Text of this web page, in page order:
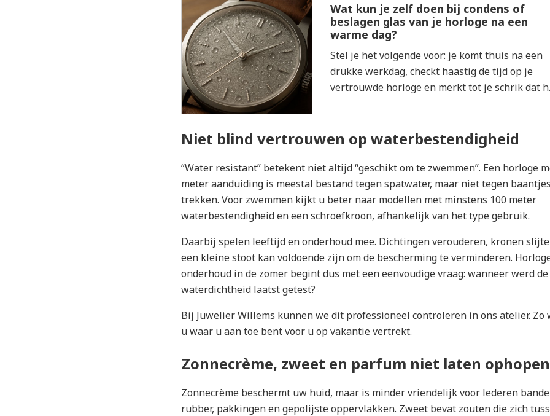
Wat kun je zelf doen bij condens of
beslagen glas van je horloge na een
warme dag?
Stel je het volgende voor: je komt thuis na een
drukke werkdag, checkt haastig de tijd op je
vertrouwde horloge en merkt tot je schrik dat
Niet blind vertrouwen op waterbestendigheid
“Water resistant” betekent niet altijd “geschikt om te zwemmen”. Een horloge
meter aanduiding is meestal bestand tegen spatwater, maar niet tegen baantjes
trekken. Voor zwemmen kijkt u beter naar modellen met minstens 100 meter
waterbestendigheid en een schroefkroon, afhankelijk van het type gebruik.
Daarbij spelen leeftijd en onderhoud mee. Dichtingen verouderen, kronen
een kleine stoot kan voldoende zijn om de bescherming te verminderen.
onderhoud in de zomer begint dus met een eenvoudige vraag: wanneer werd de
waterdichtheid laatst getest?
Bij Juwelier Willems kunnen we dit professioneel controleren in ons atelier. Zo
u waar u aan toe bent voor u op vakantie vertrekt.
Zonnecrème, zweet en parfum niet laten ophopen
Zonnecrème beschermt uw huid, maar is minder vriendelijk voor lederen
rubber, pakkingen en gepolijste oppervlakken. Zweet bevat zouten die zich